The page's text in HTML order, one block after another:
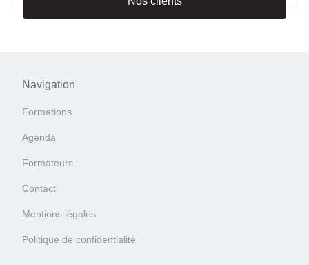
Navigation
Formations
Agenda
Formateurs
Contact
Mentions légales
Politique de confidentialité